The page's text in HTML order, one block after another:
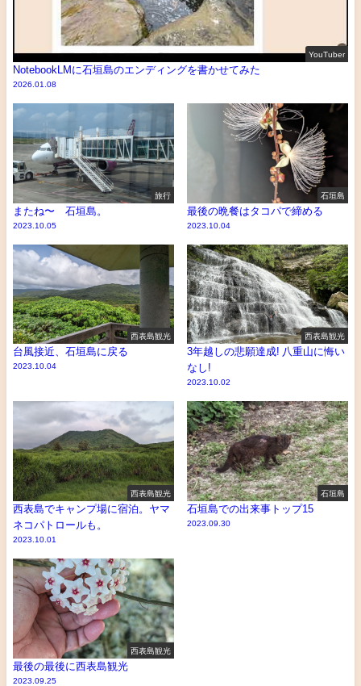
YouTuber
NotebookLMに石垣島のエンディングを書かせてみた
2026.01.08
旅行
またね〜 石垣島。
2023.10.05
石垣島
最後の晩餐はタコパで締める
2023.10.04
西表島観光
台風接近、石垣島に戻る
2023.10.04
西表島観光
3年越しの悲願達成! 八重山に悔い
なし!
2023.10.02
西表島観光
西表島でキャンプ場に宿泊。ヤマ
ネコパトロールも。
2023.10.01
石垣島
石垣島での出来事トップ15
2023.09.30
西表島観光
最後の最後に西表島観光
2023.09.25